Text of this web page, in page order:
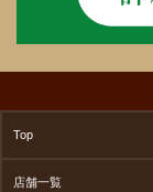
Top
店舗一覧